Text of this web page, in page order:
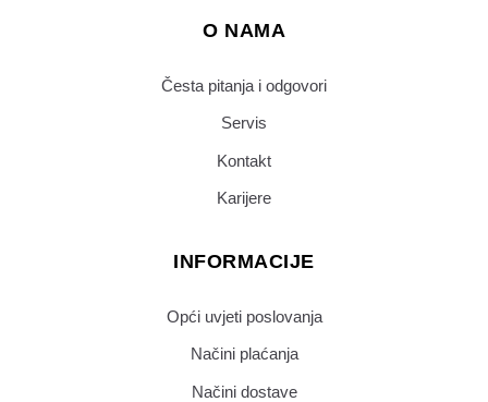
O NAMA
Česta pitanja i odgovori
Servis
Kontakt
Karijere
INFORMACIJE
Opći uvjeti poslovanja
Načini plaćanja
Načini dostave